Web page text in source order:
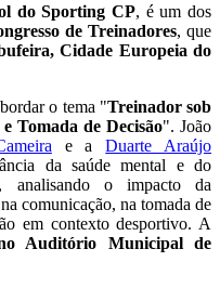
do Sporting CP, é um dos
de Treinadores, que
Cidade Europeia do
o tema "Treinador sob
Tomada de Decisão". João
e aDuarte Araújo
da saúde mental e do
analisando o impacto da
comunicação, na tomada de
em contexto desportivo. A
Auditório Municipal de